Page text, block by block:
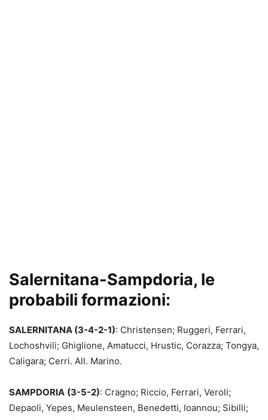
Salernitana-Sampdoria, le
probabili formazioni:
SALERNITANA (3-4-2-1): Christensen; Ruggeri, Ferrari,
Lochoshvili; Ghiglione, Amatucci, Hrustic, Corazza; Tongya,
Caligara; Cerri. All. Marino.
SAMPDORIA (3-5-2): Cragno; Riccio, Ferrari, Veroli;
Depaoli, Yepes, Meulensteen, Benedetti, Ioannou; Sibilli;